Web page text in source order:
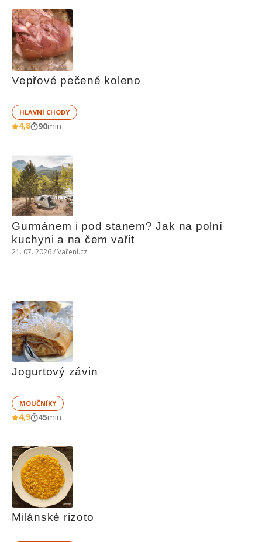
Vepřové pečené koleno
HLAVNÍ CHODY
4,8 90min
Gurmánem i pod stanem? Jak na polní
kuchyni a na čem vařit
21. 07. 2026 / Vaření.cz
Jogurtový závin
MOUČNÍKY
4,9 45min
Milánské rizoto